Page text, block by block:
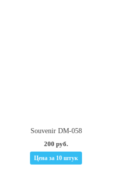
Souvenir DM-058
200 руб.
Цена за 10 штук